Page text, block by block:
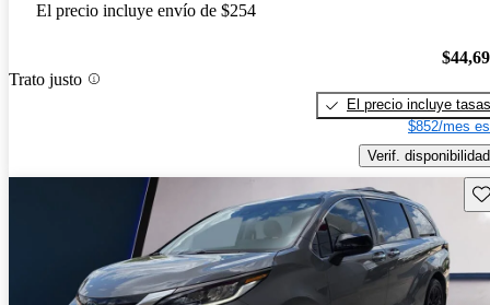
El precio incluye envío de $254
Trato justo
El precio incluye tasas
$852/mes
Verif. disponibilidad